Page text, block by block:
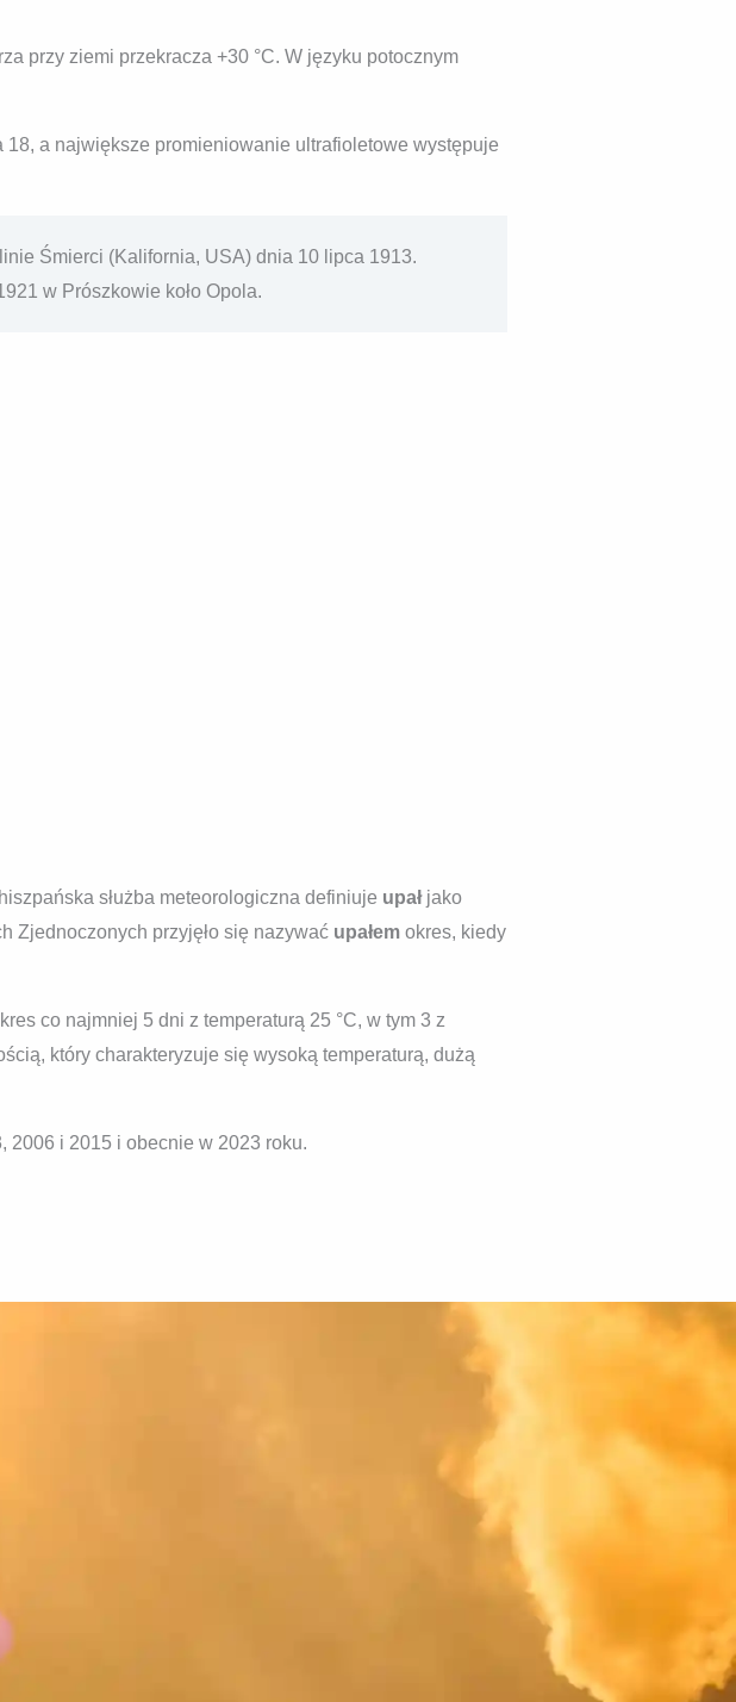
przy ziemi przekracza +30 °C. W języku potocznym
a największe promieniowanie ultrafioletowe występuje
Śmierci (Kalifornia, USA) dnia 10 lipca 1913.
w Prószkowie koło Opola.
służba meteorologiczna definiuje upał jako
Zjednoczonych przyjęło się nazywać upałem okres, kiedy
co najmniej 5 dni z temperaturą 25 °C, w tym 3 z
który charakteryzuje się wysoką temperaturą, dużą
2006 i 2015 i obecnie w 2023 roku.